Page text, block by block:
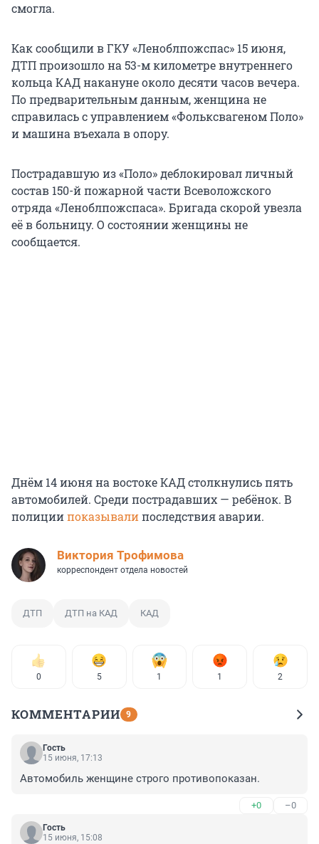
смогла.
Как сообщили в ГКУ «Леноблпожспас» 15 июня,
ДТП произошло на 53-м километре внутреннего
кольца КАД накануне около десяти часов вечера.
По предварительным данным, женщина не
справилась с управлением «Фольксвагеном Поло»
и машина въехала в опору.
Пострадавшую из «Поло» деблокировал личный
состав 150-й пожарной части Всеволожского
отряда «Леноблпожспаса». Бригада скорой увезла
её в больницу. О состоянии женщины не
сообщается.
Днём 14 июня на востоке КАД столкнулись пять
автомобилей. Среди пострадавших — ребёнок. В
полициипоказывалипоследствия аварии.
Виктория Трофимова
корреспондент отдела новостей
ДТП ДТП на КАД КАД
0 5 1 1 2
КОММЕНТАРИИ 9
Гость
15 июня, 17:13
Автомобиль женщине строго противопоказан.
+0 –0
Гость
15 июня, 15:08